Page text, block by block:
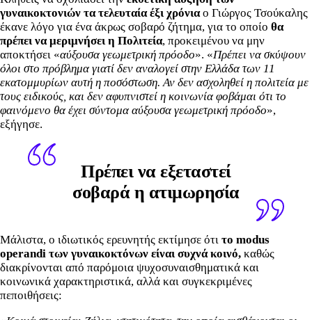
γυναικοκτονιών τα τελευταία έξι χρόνιαο Γιώργος Τσούκαλης
έκανε λόγο για ένα άκρως σοβαρό ζήτημα, για το οποίο θα
πρέπει να μεριμνήσει η Πολιτεία, προκειμένου να μην
αποκτήσει «αύξουσα γεωμετρική πρόοδο». «Πρέπει να σκύψουν
όλοι στο πρόβλημα γιατί δεν αναλογεί στην Ελλάδα των 11
εκατομμυρίων αυτή η ποσόστωση. Αν δεν ασχοληθεί η πολιτεία με
τους ειδικούς, και δεν αφυπνιστεί η κοινωνία φοβάμαι ότι το
φαινόμενο θα έχει σύντομα αύξουσα γεωμετρική πρόοδο»,
εξήγησε.
Πρέπει να εξεταστεί
σοβαρά η ατιμωρησία
Μάλιστα, ο ιδιωτικός ερευνητής εκτίμησε ότι το modus
operandi των γυναικοκτόνων είναι συχνά κοινό, καθώς
διακρίνονται από παρόμοια ψυχοσυναισθηματικά και
κοινωνικά χαρακτηριστικά, αλλά και συγκεκριμένες
πεποιθήσεις: